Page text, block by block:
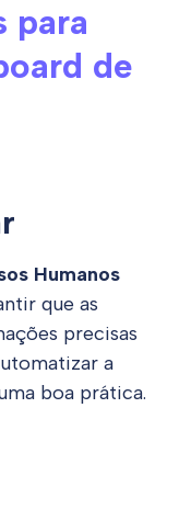
para
de
Humanos
que as
precisas
a
boa prática.